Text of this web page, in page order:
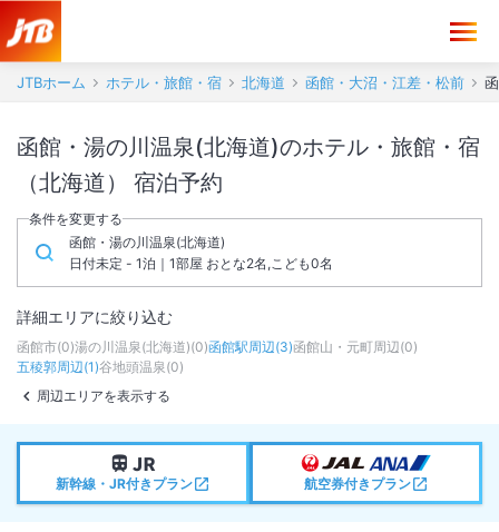
JTBホーム ホテル・旅館・宿 北海道 函館・大沼・江差・松前
函館・湯の川温泉(北海道)のホテル・旅館・宿
（北海道） 宿泊予約
条件を変更する
函館・湯の川温泉(北海道)
日付未定 - 1泊｜1部屋 おとな2名,こども0名
詳細エリアに絞り込む
函館市(0)湯の川温泉(北海道)(0)函館駅周辺(3)函館山・元町周辺(0)
五稜郭周辺(1)谷地頭温泉(0)
周辺エリアを表示する
新幹線・JR付きプラン 航空券付きプラン